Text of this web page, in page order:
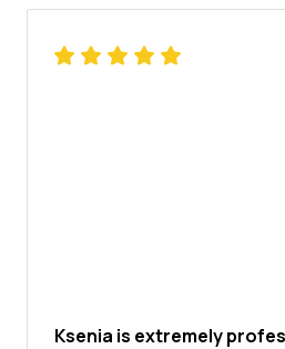
Ksenia is extremely